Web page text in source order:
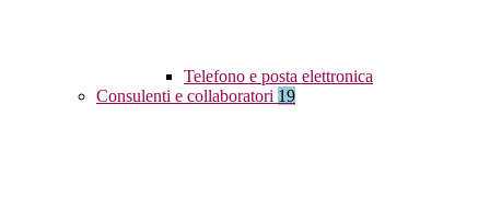
Telefono e posta elettronica
Consulenti e collaboratori 19